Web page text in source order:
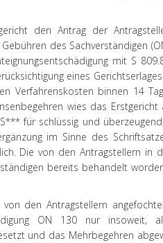
den Antrag der
des Sachverständigen
mit S
eines
Verfahrenskosten binnen 14
wies das Erstgericht
für schlüssig und
im Sinne des
Die von den Antragstellern in
bereits behandelt
den Antragstellern
ON 130 nur insoweit,
und das Mehrbegehren